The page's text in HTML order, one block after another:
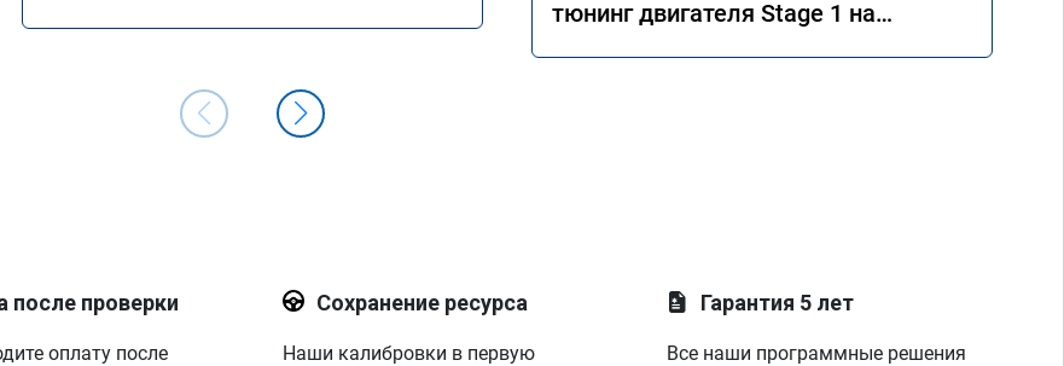
тюнинг двигателя Stage 1 на
после проверки
оплату после
Сохранение ресурса
Наши калибровки в первую
Гарантия 5 лет
Все наши программные решения